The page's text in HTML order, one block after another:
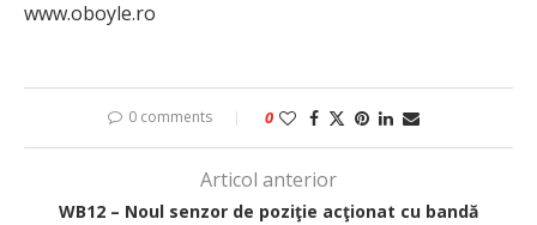
www.oboyle.ro
0 comments 0
Articol anterior
WB12 – Noul senzor de poziţie acţionat cu bandă